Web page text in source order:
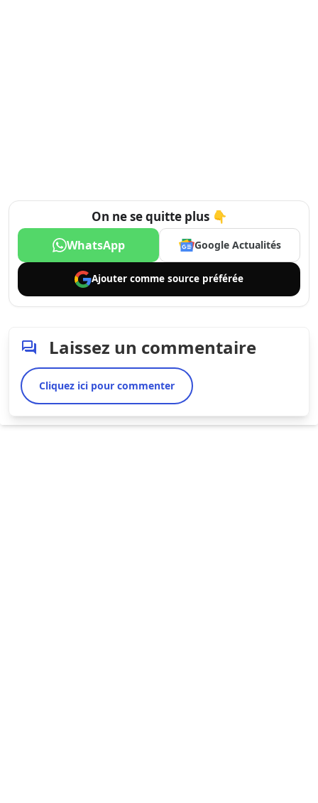
On ne se quitte plus 👇
WhatsApp Google Actualités
Ajouter comme source préférée
Laissez un commentaire
Cliquez ici pour commenter